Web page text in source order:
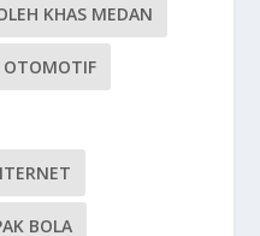
KHAS MEDAN
OTOMOTIF
BOLA